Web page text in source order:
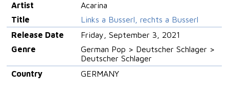
Artist
Acarina
Title
Links a Busserl, rechts a Busserl
Release Date
Friday, September 3, 2021
Genre
German Pop > Deutscher Schlager >
Deutscher Schlager
Country
GERMANY